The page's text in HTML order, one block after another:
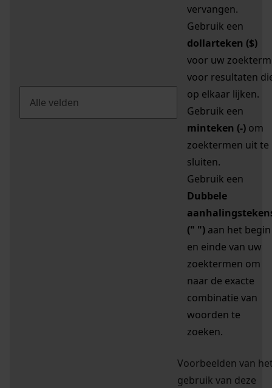
vervangen.
Gebruik een
dollarteken ($)
voor uw zoekterm
voor resultaten
op elkaar lijken.
Gebruik een
minteken (-) om
zoektermen uit te
sluiten.
Gebruik een
Dubbele
(" ") aan het begin
en einde van uw
zoektermen om
naar de exacte
combinatie van
woorden te
zoeken.
Voorbeelden van
gebruik van deze